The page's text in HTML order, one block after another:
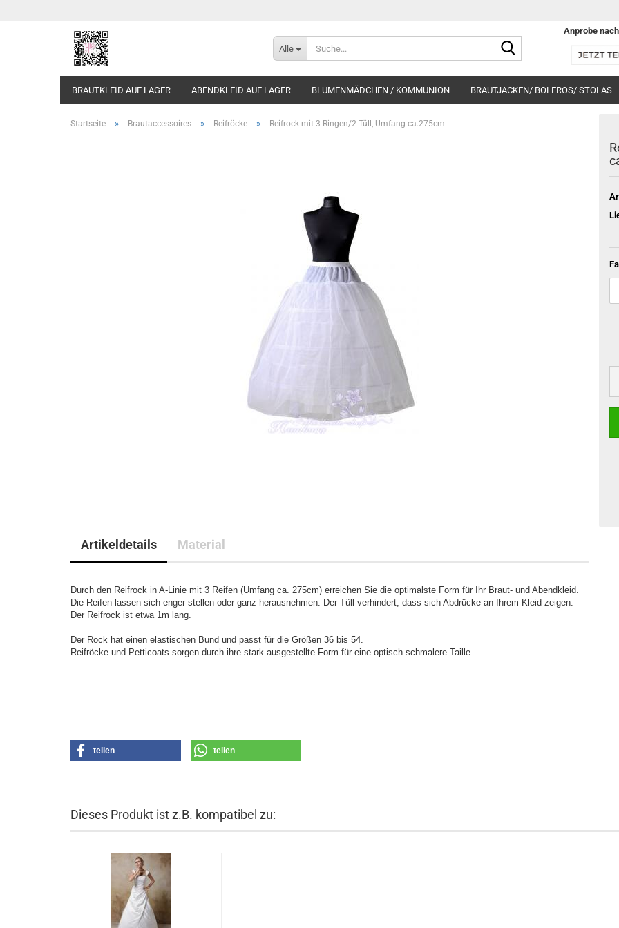
Alle
Anprobe
BRAUTKLEID AUF LAGER ABENDKLEID AUF LAGER BLUMENMÄDCHEN / KOMMUNION BRAUTJACKEN/ BOLEROS/ STOLAS
Startseite » Brautaccessoires » Reifröcke » Reifrock mit 3 Ringen/2 Tüll, Umfang ca.275cm
Artikeldetails Material
Durch den Reifrock in A-Linie mit 3 Reifen (Umfang ca. 275cm) erreichen Sie die optimalste Form für
Ihr Braut- und Abendkleid.
Die Reifen lassen sich enger stellen oder ganz herausnehmen. Der Tüll verhindert, dass sich Abdrücke an Ihrem Kleid zeigen.
Der Reifrock ist etwa 1m lang.
Der Rock hat einen elastischen Bund und passt für die Größen 36 bis 54.
Reifröcke und Petticoats sorgen durch ihre stark ausgestellte Form für eine optisch schmalere Taille.
teilen teilen
Dieses Produkt ist z.B. kompatibel zu: